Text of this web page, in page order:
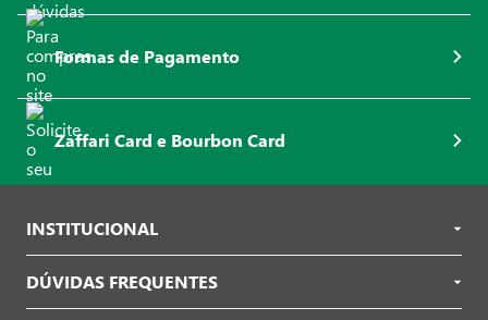
Formas de Pagamento
Zaffari Card e Bourbon Card
INSTITUCIONAL
DÚVIDAS FREQUENTES